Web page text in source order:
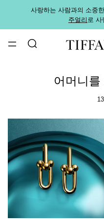
사랑하는 사람과의 소중
주얼리로 사
어머니